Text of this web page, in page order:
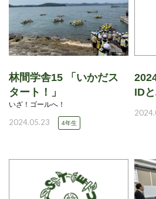
林間学舎15 「いかだス
タート！」
いざ！ゴールへ！
2024.05.23 4年生
ID